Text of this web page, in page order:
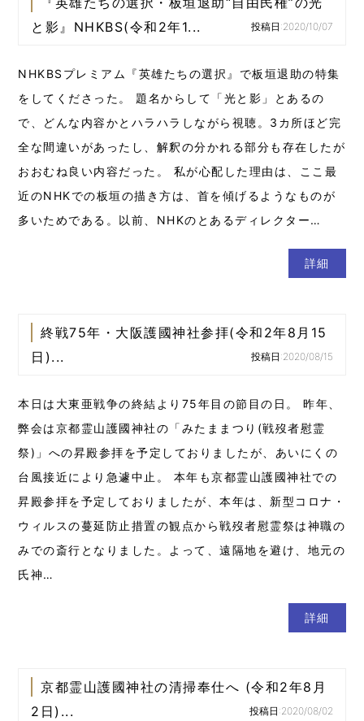
と影』NHKBS(令和2年1...
投稿日:2020/10/07
NHKBSプレミアム『英雄たちの選択』で板垣退助の特集
をしてくださった。 題名からして「光と影」とあるの
で、どんな内容かとハラハラしながら視聴。3カ所ほど完
全な間違いがあったし、解釈の分かれる部分も存在したが
おおむね良い内容だった。 私が心配した理由は、ここ最
近のNHKでの板垣の描き方は、首を傾げるようなものが
多いためである。以前、NHKのとあるディレクター…
詳細
終戦75年・大阪護國神社参拝(令和2年8月15
日)...
投稿日:2020/08/15
本日は大東亜戦争の終結より75年目の節目の日。 昨年、
弊会は京都霊山護國神社の「みたままつり(戦歿者慰霊
祭)」への昇殿参拝を予定しておりましたが、あいにくの
台風接近により急遽中止。 本年も京都霊山護國神社での
昇殿参拝を予定しておりましたが、本年は、新型コロナ・
ウィルスの蔓延防止措置の観点から戦歿者慰霊祭は神職の
みでの斎行となりました。よって、遠隔地を避け、地元の
氏神…
詳細
京都霊山護國神社の清掃奉仕へ (令和2年8月
2日)...
投稿日:2020/08/02